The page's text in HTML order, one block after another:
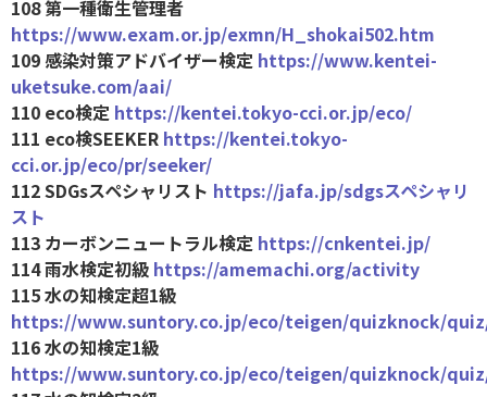
108 第一種衛生管理者
https://www.exam.or.jp/exmn/H_shokai502.htm
109 感染対策アドバイザー検定 https://www.kentei-
uketsuke.com/aai/
110 eco検定 https://kentei.tokyo-cci.or.jp/eco/
111 eco検SEEKER https://kentei.tokyo-
cci.or.jp/eco/pr/seeker/
112 SDGsスペシャリスト https://jafa.jp/sdgsスペシャリ
スト
113 カーボンニュートラル検定 https://cnkentei.jp/
114 雨水検定初級 https://amemachi.org/activity
115 水の知検定超1級
https://www.suntory.co.jp/eco/teigen/quizknock/
116 水の知検定1級
https://www.suntory.co.jp/eco/teigen/quizknock/